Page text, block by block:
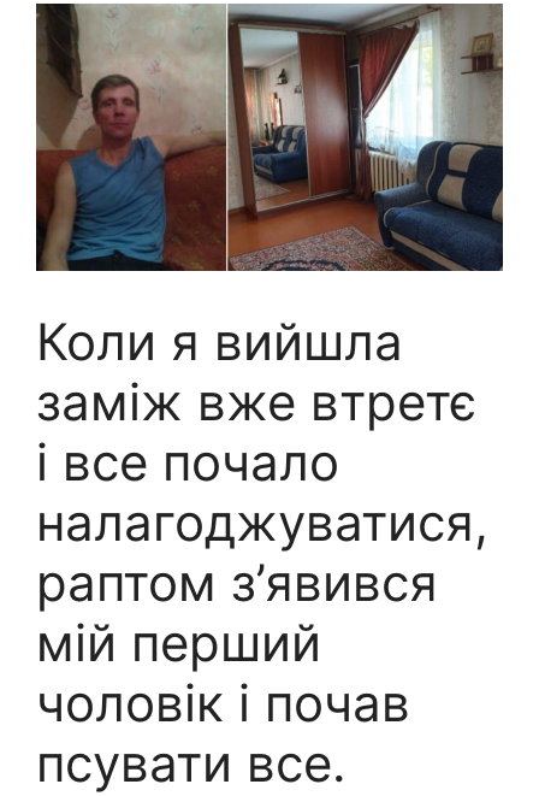
Коли я вийшла
заміж вже втретє
і все почало
налагоджуватися,
раптом з’явився
мій перший
чоловік і почав
псувати все.